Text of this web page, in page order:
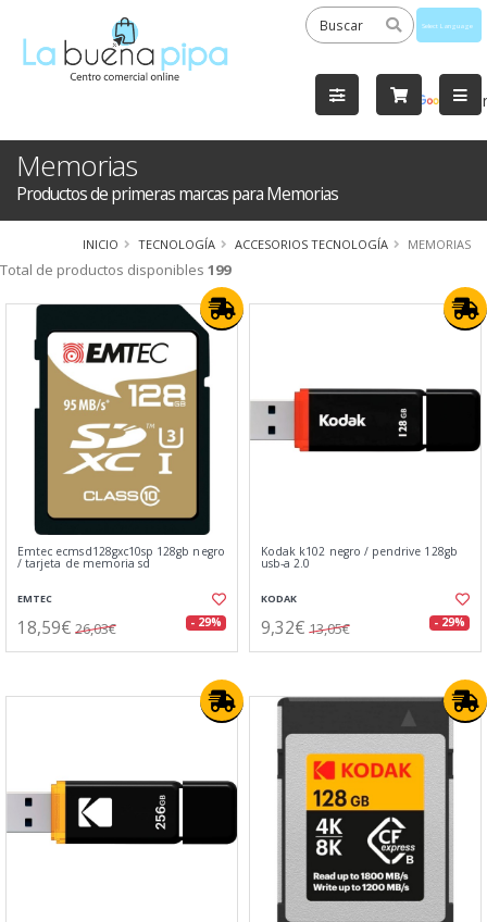
by
Memorias
Productos de primeras marcas para Memorias
INICIO TECNOLOGÍA ACCESORIOS TECNOLOGÍA MEMORIAS
Total de productos disponibles 199
Emtec ecmsd128gxc10sp 128gb negro
/ tarjeta de memoria sd
EMTEC
18,59€ 26,03€ - 29%
Kodak k102 negro / pendrive 128gb
usb-a 2.0
KODAK
9,32€ 13,05€ - 29%